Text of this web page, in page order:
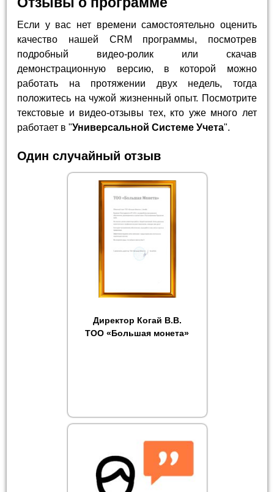
Если у вас нет времени самостоятельно оценить
качество нашей CRM программы, посмотрев
подробный видео-ролик или скачав
демонстрационную версию, в которой можно
работать на протяжении двух недель, тогда
положитесь на чужой жизненный опыт. Посмотрите
текстовые и видео-отзывы тех, кто уже много лет
работает в "Универсальной Системе Учета".
Один случайный отзыв
Директор Когай В.В.
ТОО «Большая монета»